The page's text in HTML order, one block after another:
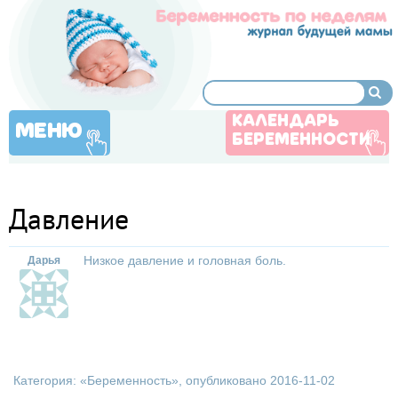
МЕНЮ
КАЛЕНДАРЬ
БЕРЕМЕННОСТИ
Давление
Дарья Низкое давление и головная боль.
Категория: «Беременность», опубликовано 2016-11-02